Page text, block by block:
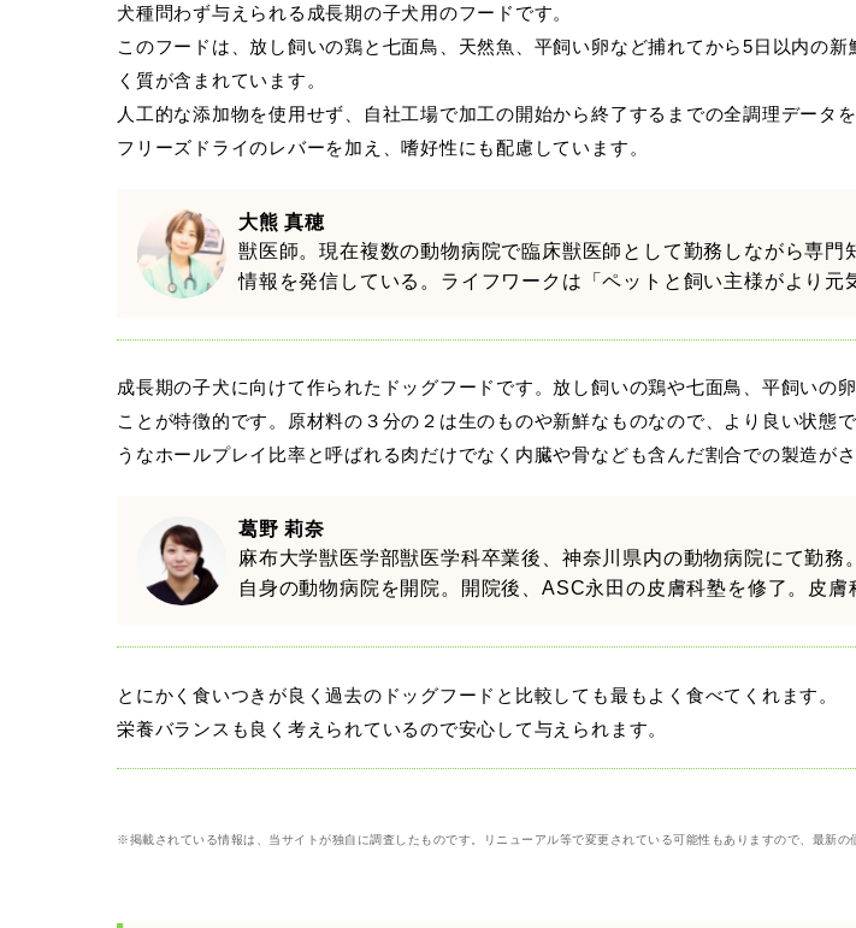
犬種問わず与えられる成長期の子犬用のフードです。
このフードは、放し飼いの鶏と七面鳥、天然魚、平飼い卵など捕れてから5日以内の
く質が含まれています。
人工的な添加物を使用せず、自社工場で加工の開始から終了するまでの全調理データ
フリーズドライのレバーを加え、嗜好性にも配慮しています。
大熊 真穂
獣医師。現在複数の動物病院で臨床獣医師として勤務しながら専
情報を発信している。ライフワークは「ペットと飼い主様がより元
成長期の子犬に向けて作られたドッグフードです。放し飼いの鶏や七面鳥、平飼いの
ことが特徴的です。原材料の３分の２は生のものや新鮮なものなので、より良い状態
うなホールプレイ比率と呼ばれる肉だけでなく内臓や骨なども含んだ割合での製造が
葛野 莉奈
麻布大学獣医学部獣医学科卒業後、神奈川県内の動物病院にて勤
自身の動物病院を開院。開院後、ASC永田の皮膚科塾を修了。皮膚
とにかく食いつきが良く過去のドッグフードと比較しても最もよく食べてくれます。
栄養バランスも良く考えられているので安心して与えられます。
※掲載されている情報は、当サイトが独自に調査したものです。リニューアル等で変更されている可能性もありますので、最新